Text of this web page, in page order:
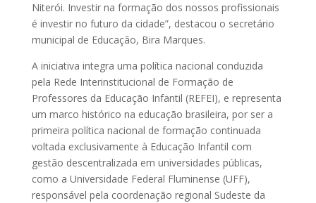
Niterói. Investir na formação dos nossos profissionais
é investir no futuro da cidade”, destacou o secretário
municipal de Educação, Bira Marques.
A iniciativa integra uma política nacional conduzida
pela Rede Interinstitucional de Formação de
Professores da Educação Infantil (REFEI), e representa
um marco histórico na educação brasileira, por ser a
primeira política nacional de formação continuada
voltada exclusivamente à Educação Infantil com
gestão descentralizada em universidades públicas,
como a Universidade Federal Fluminense (UFF),
responsável pela coordenação regional Sudeste da